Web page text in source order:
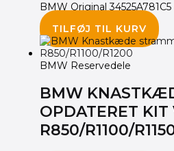
BMW Original 34525A781C5
TILFØJ TIL KURV
BMW Reservedele
BMW
OPDATERET KIT
R850/R1100/